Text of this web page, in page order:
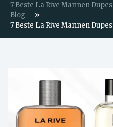
7 Beste La Rive Mannen
Blog
7 Beste La Rive Mannen